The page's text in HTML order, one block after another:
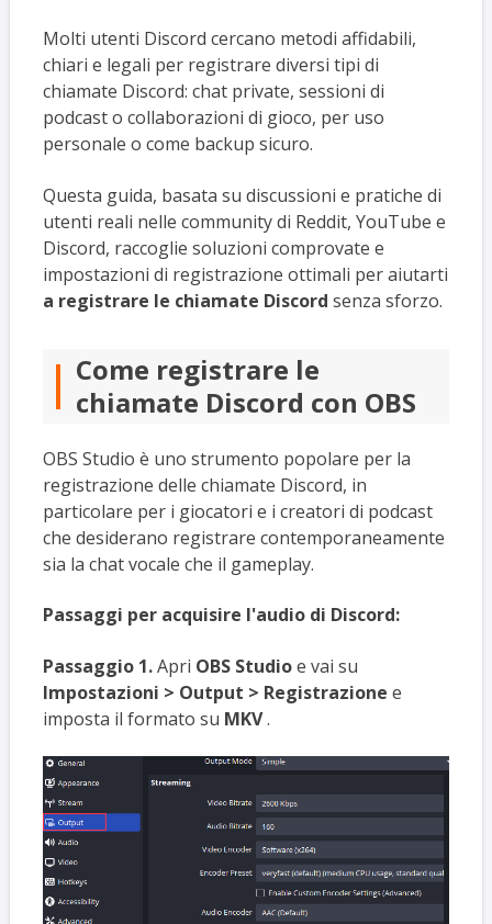
Molti utenti Discord cercano metodi affidabili,
chiari e legali per registrare diversi tipi di
chiamate Discord: chat private, sessioni di
podcast o collaborazioni di gioco, per uso
personale o come backup sicuro.
Questa guida, basata su discussioni e pratiche di
utenti reali nelle community di Reddit, YouTube e
Discord, raccoglie soluzioni comprovate e
impostazioni di registrazione ottimali per aiutarti
a registrare le chiamate Discord senza sforzo.
Come registrare le
chiamate Discord con OBS
OBS Studio è uno strumento popolare per la
registrazione delle chiamate Discord, in
particolare per i giocatori e i creatori di podcast
che desiderano registrare contemporaneamente
sia la chat vocale che il gameplay.
Passaggi per acquisire l'audio di Discord:
Passaggio 1.Apri OBS Studioe vai su
Impostazioni > Output > Registrazione e
imposta il formato su MKV.